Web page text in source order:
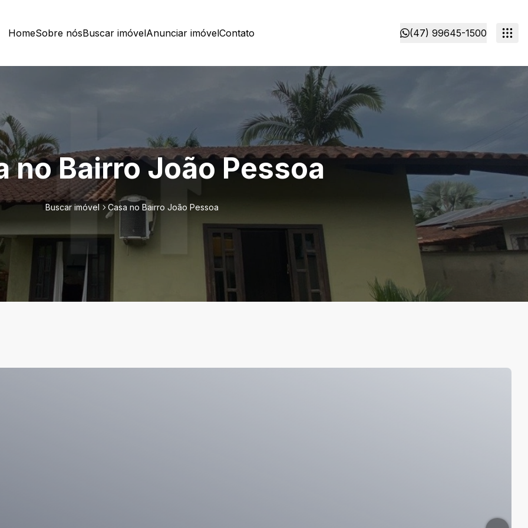
HomeSobre nósBuscar imóvelAnunciar imóvelContato (47) 99645-1500
no Bairro João Pessoa
Buscar imóvel Casa no Bairro João Pessoa